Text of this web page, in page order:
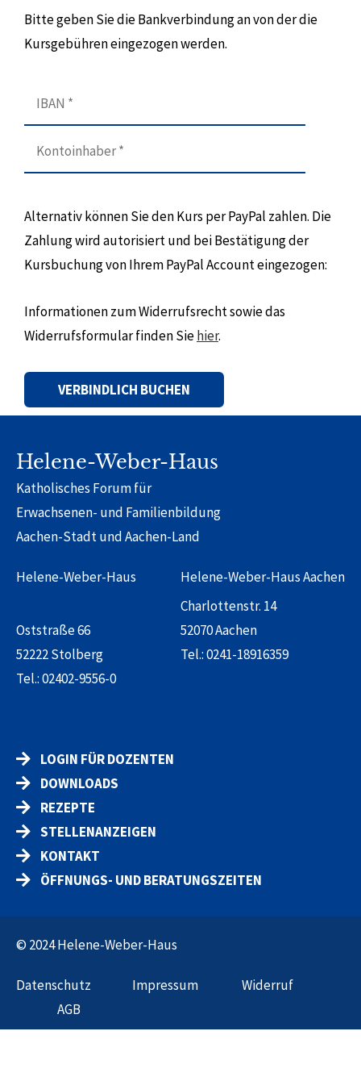
Bitte geben Sie die Bankverbindung an von der die
Kursgebühren eingezogen werden.
Alternativ können Sie den Kurs per PayPal zahlen. Die
Zahlung wird autorisiert und bei Bestätigung der
Kursbuchung von Ihrem PayPal Account eingezogen:
Informationen zum Widerrufsrecht sowie das
Widerrufsformular finden Siehier.
Helene-Weber-Haus
Katholisches Forum für
Erwachsenen- und Familienbildung
Aachen-Stadt und Aachen-Land
Helene-Weber-Haus
Oststraße 66
52222 Stolberg
Tel.:02402-9556-0
Helene-Weber-Haus Aachen
Charlottenstr. 14
52070 Aachen
Tel.:0241-18916359
LOGIN FÜR DOZENTEN
DOWNLOADS
REZEPTE
STELLENANZEIGEN
KONTAKT
ÖFFNUNGS- UND BERATUNGSZEITEN
© 2024 Helene-Weber-Haus
Datenschutz Impressum
Widerruf
AGB